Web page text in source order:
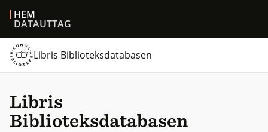
HEM
DATAUTTAG
Libris Biblioteksdatabasen
Libris
Biblioteksdatabasen